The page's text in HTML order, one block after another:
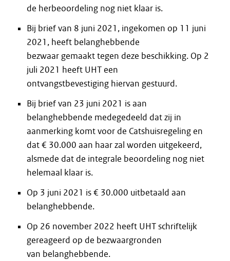
de herbeoordeling nog niet klaar is.
Bij brief van 8 juni 2021, ingekomen op 11 juni
2021, heeft belanghebbende
bezwaar gemaakt tegen deze beschikking. Op 2
juli 2021 heeft UHT een
ontvangstbevestiging hiervan gestuurd.
Bij brief van 23 juni 2021 is aan
belanghebbende medegedeeld dat zij in
aanmerking komt voor de Catshuisregeling en
dat € 30.000 aan haar zal worden uitgekeerd,
alsmede dat de integrale beoordeling nog niet
helemaal klaar is.
Op 3 juni 2021 is € 30.000 uitbetaald aan
belanghebbende.
Op 26 november 2022 heeft UHT schriftelijk
gereageerd op de bezwaargronden
van belanghebbende.